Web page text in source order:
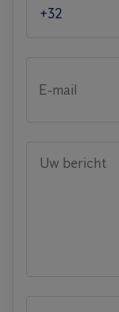
E-mail
Uw bericht